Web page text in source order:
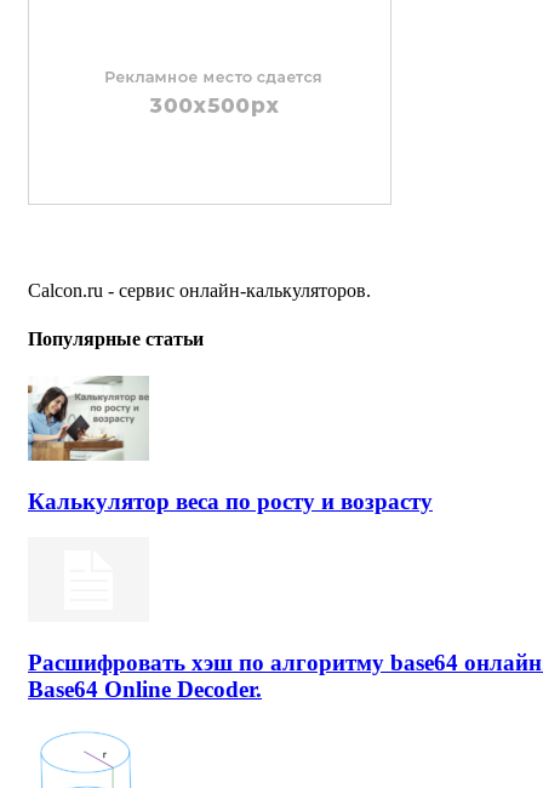
Calcon.ru - сервис онлайн-калькуляторов.
Популярные статьи
Калькулятор веса по росту и возрасту
Расшифровать хэш по алгоритму base64
Base64 Online Decoder.